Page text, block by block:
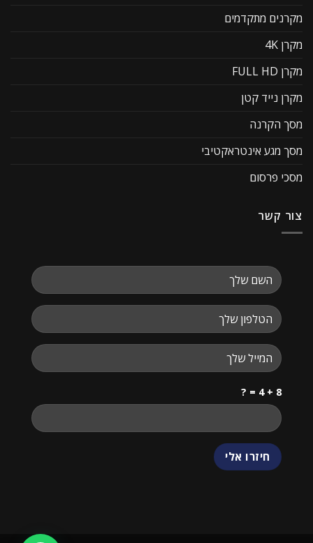
מקרנים מתקדמים
מקרן 4K
מקרן FULL HD
מקרן נייד קטן
מסך הקרנה
מסך מגע אינטראקטיבי
מסכי פרסום
צור קשר
8 + 4 = ?